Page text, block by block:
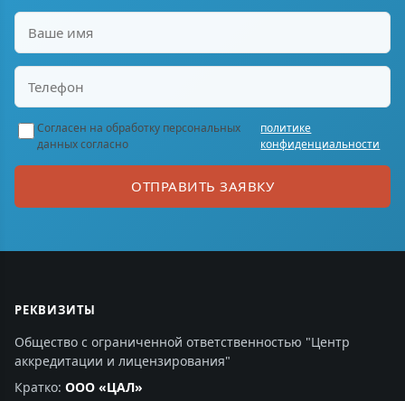
Согласен на обработку персональных
данных согласно
политике
конфиденциальности
ОТПРАВИТЬ ЗАЯВКУ
РЕКВИЗИТЫ
Общество с ограниченной ответственностью "Центр
аккредитации и лицензирования"
Кратко: ООО «ЦАЛ»